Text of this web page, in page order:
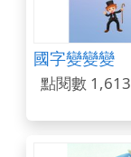
國字變變變
點閱數 1,613